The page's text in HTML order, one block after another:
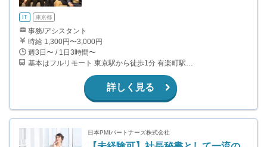
IT 東京都
事務/アシスタント
時給 1,300円〜3,000円
週3日〜 / 1日3時間〜
基本はフルリモート 東京駅から徒歩1分 有楽町駅から徒歩7分 京橋駅から徒歩4分 銀座一丁目駅から徒歩4分
詳しく見る
日本PMIパートナーズ株式会社